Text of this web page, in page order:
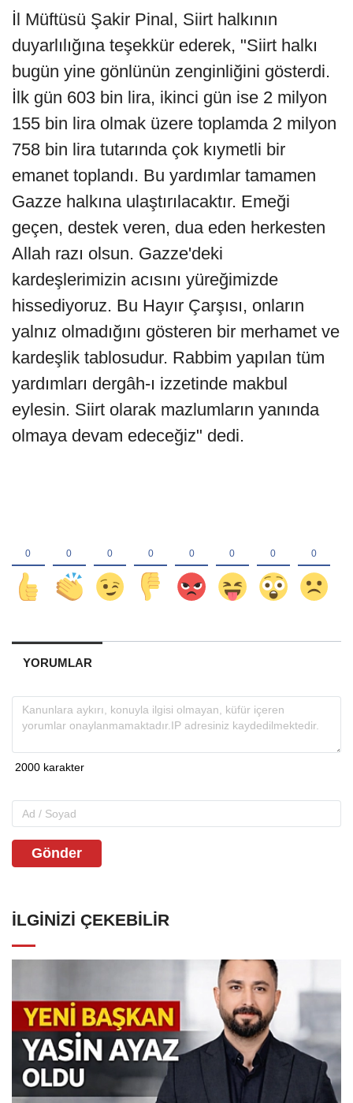
İl Müftüsü Şakir Pinal, Siirt halkının
duyarlılığına teşekkür ederek, "Siirt halkı
bugün yine gönlünün zenginliğini gösterdi.
İlk gün 603 bin lira, ikinci gün ise 2 milyon
155 bin lira olmak üzere toplamda 2 milyon
758 bin lira tutarında çok kıymetli bir
emanet toplandı. Bu yardımlar tamamen
Gazze halkına ulaştırılacaktır. Emeği
geçen, destek veren, dua eden herkesten
Allah razı olsun. Gazze'deki
kardeşlerimizin acısını yüreğimizde
hissediyoruz. Bu Hayır Çarşısı, onların
yalnız olmadığını gösteren bir merhamet ve
kardeşlik tablosudur. Rabbim yapılan tüm
yardımları dergâh-ı izzetinde makbul
eylesin. Siirt olarak mazlumların yanında
olmaya devam edeceğiz" dedi.
YORUMLAR
Gönder
İLGINIZI ÇEKEBILIR